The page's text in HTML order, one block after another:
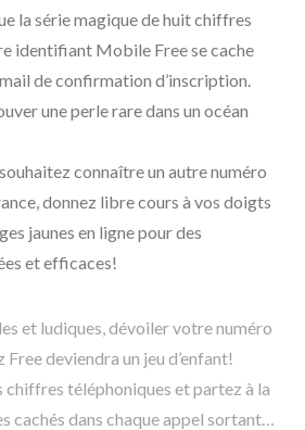
la série magique de huit chiffres
identifiant Mobile Free se cache
de confirmation d’inscription.
une perle rare dans un océan
connaître un autre numéro
donnez libre cours à vos doigts
jaunes en ligne pour des
et efficaces!
et ludiques, dévoiler votre numéro
deviendra un jeu d’enfant!
chiffres téléphoniques et partez à la
cachés dans chaque appel sortant…